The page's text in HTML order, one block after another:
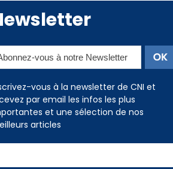
vous à la newsletter de CNI et
par email les infos les plus
et une sélection de nos
articles